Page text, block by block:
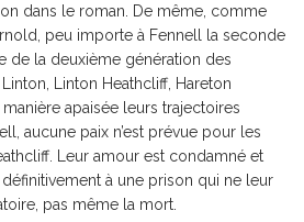
dans le roman. De même, comme
peu importe à Fennell la seconde
de la deuxième génération des
Linton Heathcliff, Hareton
apaisée leurs trajectoires
aucune paix n’est prévue pour les
Leur amour est condamné et
à une prison qui ne leur
pas même la mort.